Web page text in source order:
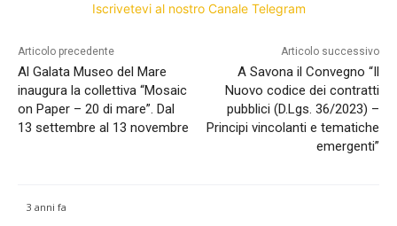
Iscrivetevi al nostro Canale Telegram
Articolo precedente
Al Galata Museo del Mare
inaugura la collettiva “Mosaic
on Paper – 20 di mare”. Dal
13 settembre al 13 novembre
Articolo successivo
A Savona il Convegno “Il
Nuovo codice dei contratti
pubblici (D.Lgs. 36/2023) –
Principi vincolanti e tematiche
emergenti”
3 anni fa